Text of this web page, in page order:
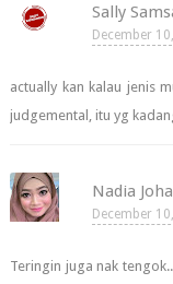
Sally
December
actually kan kalau jenis
judgemental, itu yg
Nadia
December
Teringin juga nak